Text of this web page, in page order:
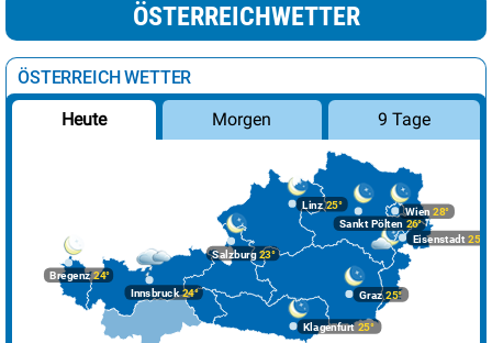
ÖSTERREICHWETTER
ÖSTERREICH WETTER
Heute Morgen 9 Tage
Bregenz24°
Graz25°
Innsbruck24°
Klagenfurt 25°
Linz25°
Salzburg23°
Wien 28°
Eisenstadt 25°
Sankt Pölten 26°